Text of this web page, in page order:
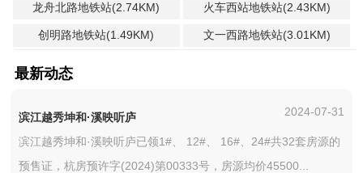
龙舟北路地铁站(2.74KM) 火车西站地铁站(2.43KM)
创明路地铁站(1.49KM) 文一西路地铁站(3.01KM)
最新动态
滨江越秀坤和·溪映听庐 2024-07-31
滨江越秀坤和·溪映听庐已领1#、 12#、 16#、24#共32套房源的
预售证，杭房预许字(2024)第00333号，房源均价45500...